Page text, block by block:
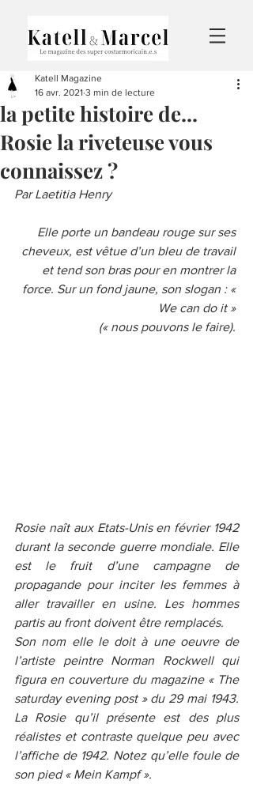
la petite histoire de...
Rosie la riveteuse vous
connaissez ?
Katell Magazine
16 avr. 2021 3 min de lecture
Par Laetitia Henry
Elle porte un bandeau rouge sur ses
cheveux, est vêtue d’un bleu de travail
et tend son bras pour en montrer la
force. Sur un fond jaune, son slogan : «
We can do it »
(« nous pouvons le faire).
Rosie naît aux Etats-Unis en février 1942
durant la seconde guerre mondiale. Elle
est le fruit d’une campagne de
propagande pour inciter les femmes à
aller travailler en usine. Les hommes
partis au front doivent être remplacés.
Son nom elle le doit à une oeuvre de
l’artiste peintre Norman Rockwell qui
figura en couverture du magazine « The
saturday evening post » du 29 mai 1943.
La Rosie qu’il présente est des plus
réalistes et contraste quelque peu avec
l’affiche de 1942. Notez qu’elle foule de
son pied « Mein Kampf ».